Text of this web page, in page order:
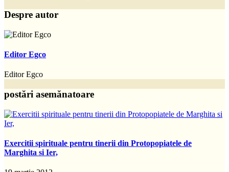
Despre autor
Editor Egco
Editor Egco
postări asemănatoare
Exercitii spirituale pentru tinerii din Protopopiatele de
Marghita si Ier,